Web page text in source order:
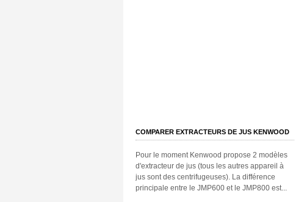
COMPARER EXTRACTEURS DE JUS KENWOOD
Pour le moment Kenwood propose 2 modèles
d'extracteur de jus (tous les autres appareil à
jus sont des centrifugeuses). La différence
principale entre le JMP600 et le JMP800 est...